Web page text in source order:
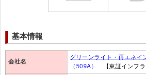
基本情報
会社名
グリーンライト・再エネイ
（509A）
【東証インフラ